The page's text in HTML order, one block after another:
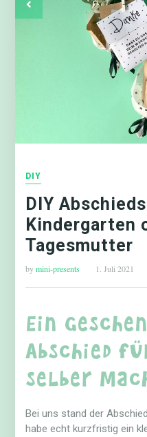
DIY
DIY
Kindergarten
Tagesmutter
bymini-presents 1. Juli 2021
Ein
Abschied
selber
Bei uns stand der
habe echt kurzfristig ein